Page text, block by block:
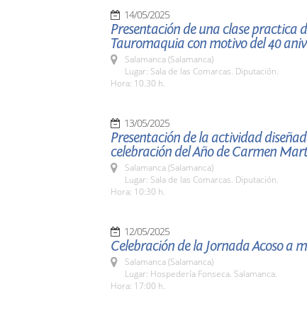
14/05/2025
Presentación de una clase practica
Tauromaquia con motivo del 40
Salamanca (Salamanca)
Lugar: Sala de las Comarcas. Diputación.
Hora: 10.30 h.
13/05/2025
Presentación de la actividad
celebración del Año de Carmen
Salamanca (Salamanca)
Lugar: Sala de las Comarcas. Diputación.
Hora: 10:30 h.
12/05/2025
Celebración de la Jornada Acoso a
Salamanca (Salamanca)
Lugar: Hospedería Fonseca. Salamanca.
Hora: 17:00 h.